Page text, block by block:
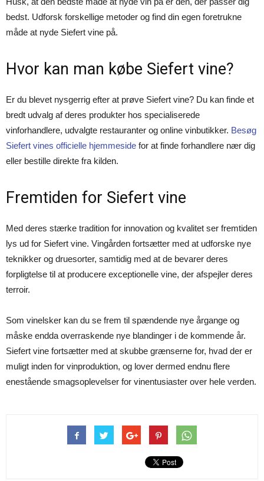
bedst. Udforsk forskellige metoder og find din egen foretrukne
måde at nyde Siefert vine på.
Hvor kan man købe Siefert vine?
Er du blevet nysgerrig efter at prøve Siefert vine? Du kan finde et
bredt udvalg af deres produkter hos specialiserede
vinforhandlere, udvalgte restauranter og online vinbutikker. Besøg
Siefert vines officielle hjemmeside for at finde forhandlere nær dig
eller bestille direkte fra kilden.
Fremtiden for Siefert vine
Med deres stærke tradition for innovation og kvalitet ser fremtiden
lys ud for Siefert vine. Vingården fortsætter med at udforske nye
teknikker og druesorter, samtidig med at de bevarer deres
forpligtelse til at producere exceptionelle vine, der afspejler deres
terroir.
Som vinelsker kan du se frem til spændende nye årgange og
måske endda overraskende nye blandinger i de kommende år.
Siefert vine fortsætter med at skubbe grænserne for, hvad der er
muligt inden for vinproduktion, og lover dermed endnu flere
enestående smagsoplevelser for vinentusiaster over hele verden.